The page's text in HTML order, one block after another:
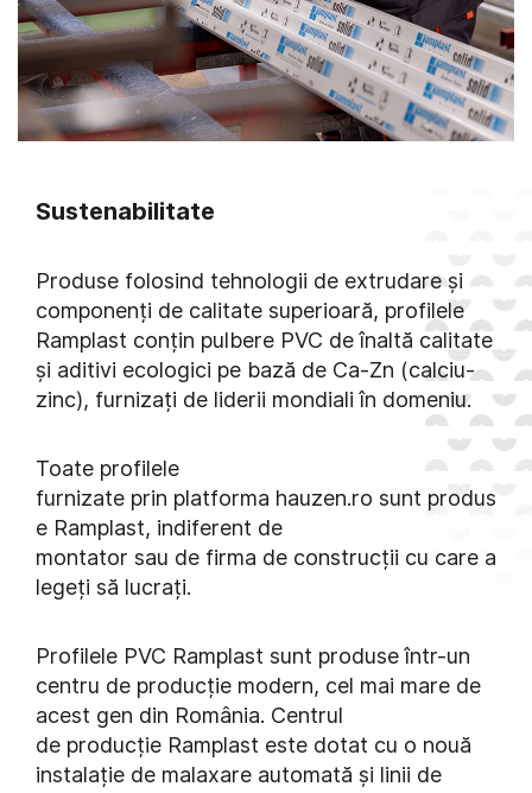
Sustenabilitate
Produse folosind tehnologii de extrudare și
componenți de calitate superioară, profilele
Ramplast conțin pulbere PVC de înaltă calitate
și aditivi ecologici pe bază de Ca-Zn (calciu-
zinc), furnizați de liderii mondiali în domeniu.
Toate profilele
furnizate prin platforma hauzen.ro sunt produs
e Ramplast, indiferent de
montator sau de firma de construcții cu care a
legeți să lucrați.
Profilele PVC Ramplast sunt produse într-un
centru de producție modern, cel mai mare de
acest gen din România. Centrul
de producție Ramplast este dotat cu o nouă
instalație de malaxare automată și linii de